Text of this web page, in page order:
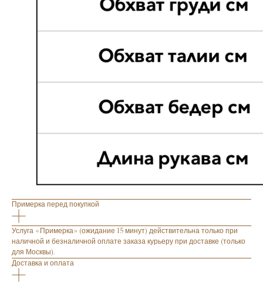
Примерка перед покупкой
Услуга «Примерка» (ожидание 15 минут) действительна только при
наличной и безналичной оплате заказа курьеру при доставке (только
для Москвы).
Доставка и оплата